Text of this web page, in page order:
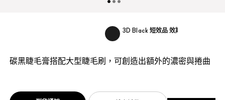
碳黑睫毛膏搭配大型睫毛刷，可創造出額外的濃密與捲曲
3D Black 短效品 效期:2027...